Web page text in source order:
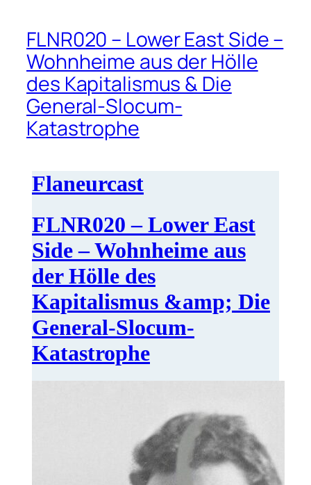
FLNR020 – Lower East Side –
Wohnheime aus der Hölle
des Kapitalismus & Die
General-Slocum-
Katastrophe